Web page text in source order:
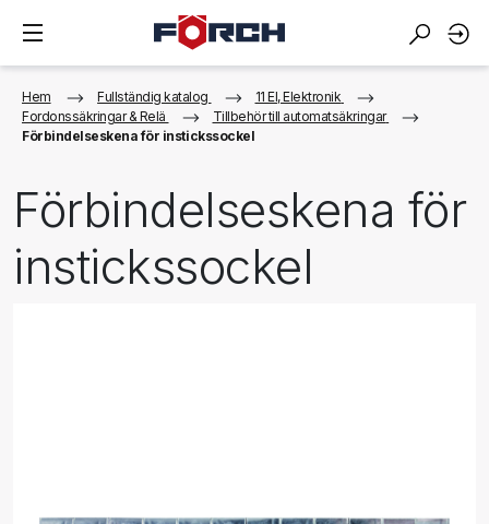
Hem Fullständig katalog
11 El, Elektronik
Fordonssäkringar & Relä
Tillbehör till automatsäkringar
Förbindelseskena för instickssockel
Förbindelseskena för
instickssockel